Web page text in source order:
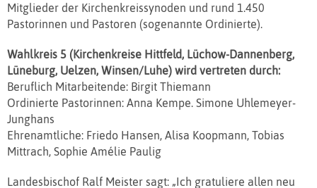
Mitglieder der Kirchenkreissynoden und rund 1.450
Pastorinnen und Pastoren (sogenannte Ordinierte).
Wahlkreis 5 (Kirchenkreise Hittfeld, Lüchow-Dannenberg,
Lüneburg, Uelzen, Winsen/Luhe) wird vertreten durch:
Beruflich Mitarbeitende: Birgit Thiemann
Ordinierte Pastorinnen: Anna Kempe. Simone Uhlemeyer-
Junghans
Ehrenamtliche: Friedo Hansen, Alisa Koopmann, Tobias
Mittrach, Sophie Amélie Paulig
Landesbischof Ralf Meister sagt: „Ich gratuliere allen neu